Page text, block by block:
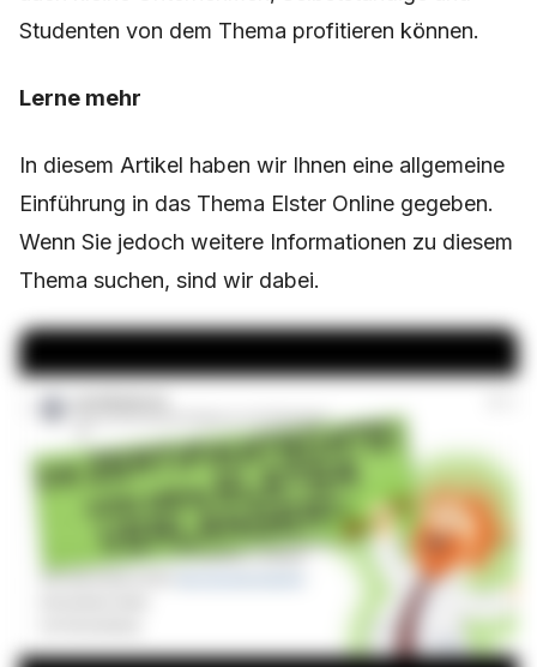
Studenten von dem Thema profitieren können.
Lerne mehr
In diesem Artikel haben wir Ihnen eine allgemeine
Einführung in das Thema Elster Online gegeben.
Wenn Sie jedoch weitere Informationen zu diesem
Thema suchen, sind wir dabei.